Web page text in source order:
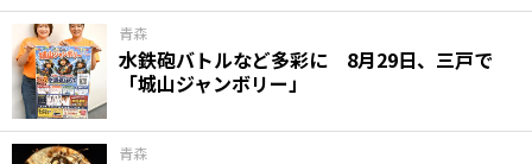
青森
水鉄砲バトルなど多彩に 8月29日、三戸で
「城山ジャンボリー」
青森